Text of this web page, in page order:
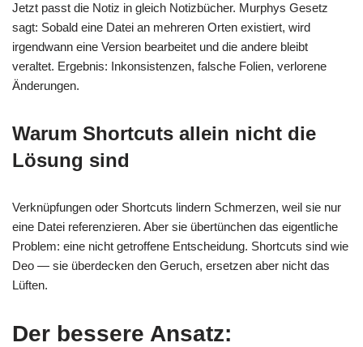
Jetzt passt die Notiz in gleich Notizbücher. Murphys Gesetz
sagt: Sobald eine Datei an mehreren Orten existiert, wird
irgendwann eine Version bearbeitet und die andere bleibt
veraltet. Ergebnis: Inkonsistenzen, falsche Folien, verlorene
Änderungen.
Warum Shortcuts allein nicht die
Lösung sind
Verknüpfungen oder Shortcuts lindern Schmerzen, weil sie nur
eine Datei referenzieren. Aber sie übertünchen das eigentliche
Problem: eine nicht getroffene Entscheidung. Shortcuts sind wie
Deo — sie überdecken den Geruch, ersetzen aber nicht das
Lüften.
Der bessere Ansatz: